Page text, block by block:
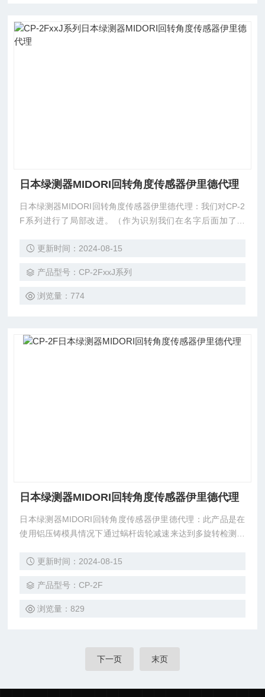
日本绿测器MIDORI回转角度传感器伊里德代理
日本绿测器MIDORI回转角度传感器伊里德代理：我们对CP-2
F系列进行了局部改进。（作为识别我们在名字后面加了一
除1 k，2 k，5 kΩ外，增加到了10 kΩ。（除CP-2FC系列外）
规格的不同，有多种规格。
更新时间：2024-08-15
产品型号：CP-2FxxJ系列
浏览量：774
日本绿测器MIDORI回转角度传感器伊里德代理
日本绿测器MIDORI回转角度传感器伊里德代理：此产品是在
使用铝压铸模具情况下通过蜗杆齿轮减速来达到多旋转检测的
角，卷线盘的长度测量和行程检验中旋转角度的检验。
更新时间：2024-08-15
产品型号：CP-2F
浏览量：829
下一页 末页